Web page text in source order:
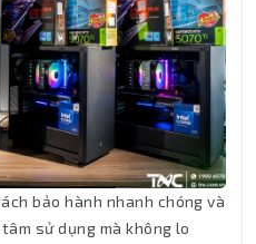
bảo hành nhanh chóng và
sử dụng mà không lo